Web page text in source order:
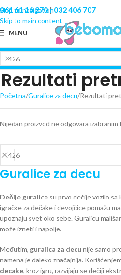
Skip to navigation
Skip to main content
061 61 16 270|032 406 707
MENU
Rezultati
Početna Guralice za decu Rezultati
Nijedan proizvod ne odgovara izabranim
Guralice za decu
Dečije guralice su prvo dečije vozilo sa
igračke za dečake i devojčice pomažu
upoznaju svet oko sebe. Guralicu
može izneti i napolje.
Međutim, guralica za decu nije samo
namena je daleko značajnija. Korišćenjem
decake, kroz igru, razvijaju se dečiji